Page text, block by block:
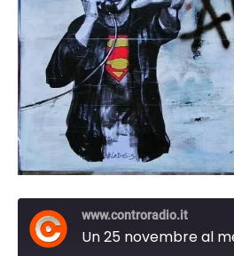
www.controradio.it
Un 25 novembre al